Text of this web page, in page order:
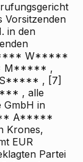
Vorsitzenden
in den
W*****
M***** ,
, [7]
, alle
GmbH in
A*****
Krones,
EUR
Partei